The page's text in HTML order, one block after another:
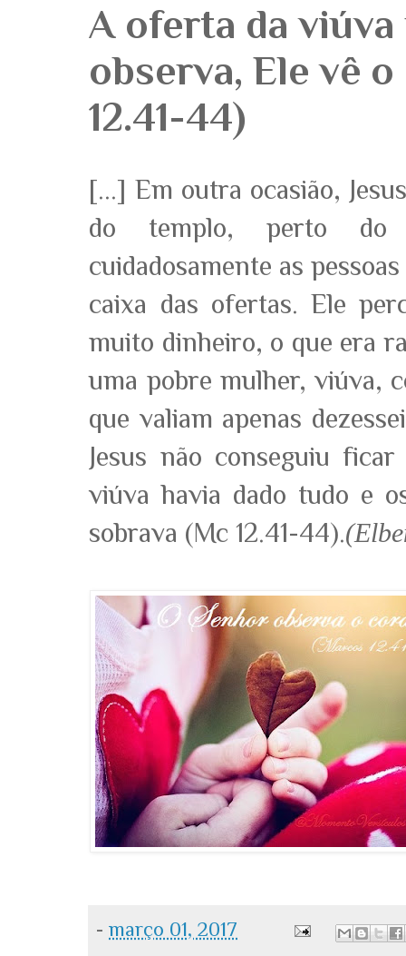
A oferta da viúva
observa, Ele vê
12.41-44)
[...] Em outra ocasião,
do templo, perto do
cuidadosamente as
caixa das ofertas. Ele
muito dinheiro, o que era
uma pobre mulher, viúva,
que valiam apenas
Jesus não conseguiu
viúva havia dado tudo e
sobrava (Mc 12.41-44).
-março 01, 2017